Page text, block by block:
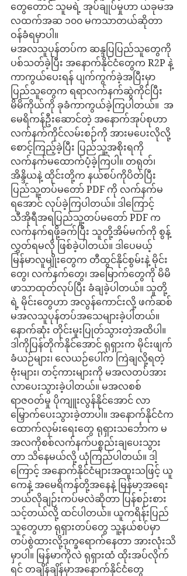
တွေတောင် သူမရဲ့ အုပ်ချုပ်မှုဟာ ယခုမအ
လထက်အဆ ၁၀၀ မကသာတယ်ဆိုတာ
ဝန်ခံရမှာပါ။
မအလသူပုန်တပ်က ဆန္ဒပြပြည်သူတွေကို
ပစ်သတ်ခဲ့ပြီး အနောက်နိုင်ငံတွေက R2P နဲ့
ကာကွယ်ပေးရန် ပျက်ကွက်ခဲ့အပြီးမှာ
ပြည်သူတွေက ရရာလက်နက်ဆွဲကိုင်ပြီး
မိမိကိုယ်ကို ခုခံကာကွယ်ခဲ့ကြပါတယ်။  အ
မေရိကန်ဦးဆောင်တဲ့ အနောက်အုပ်စုဟာ
လက်နက်ကိုင်လမ်းစဉ်ကို အားမပေးလိုလို့
စောင့်ကြည့်ခဲ့ပြီး ပြည်သူ့အစိုးရကို
လက်နက်မထောက်ပံ့ခဲ့ကြပါ။ တရုတ်၊
အိန္ဒိယနဲ့ ထိုင်းတို့က နယ်စပ်ကိုပိတ်ပြီး
ပြည်သူ့တပ်မတော် PDF ကို လက်နက်မ
ရအောင် လုပ်ခဲ့ကြပါတယ်။ ဒါကြောင့်
သီအိုရီအရပြည်သူ့တပ်မတော် PDF က
လက်နက်ရဖို့ခက်ပြီး သူတို့အိမ်မက်ကို စွန့်
လွှတ်ရမလို ဖြစ်ခဲ့ပါတယ်။ ဒါပေမယ့်
မြန်မာလူမျိုးတွေက တီထွင်နိုင်စွမ်းနဲ့ မိုင်း
တွေ၊ လက်နက်တွေ၊ အမြောက်တွေကို မိမိ
ဖာသာထုတ်လုပ်ပြီး ခံချခဲ့ပါတယ်။ သူတို့
ရဲ့ မိုင်းတွေဟာ အလွန်ကောင်းလို့ ဖက်ဆစ်
မအလသူပုန်တပ်အသေများခဲ့ပါတယ်။
နောက်ဆုံး တိုင်းမှုးပြုတ်သွားတဲ့အထိပါ။
ဒါကိုပြန်တိုက်နိုင်အောင် ရုရှားက မိုင်းဖျက်
ခံယဉ်များ၊ လေယဉ်ပေါ်က ကြဲချလို့ရတဲ့
ဗုံးများ၊ တင့်ကားများကို မအလတပ်အား
လာပေးသွားခဲ့ပါတယ်။ မအလစစ်
ရာဇဝတ်မှု ပိုကျူးလွန်နိုင်အောင် လာ
မြှောက်ပေးသွားခဲ့တာပါ။ အနောက်နိုင်ငံက
ထောက်လှမ်းရေးတွေ ရုရှားသင်္ဘောက မ
အလကိုစစ်လက်နက်ပစ္စည်းချပေးသွား
တာ သိနေမယ်လို့ ယုံကြည်ပါတယ်။ ဒါ့
ကြောင့် အနောက်နိုင်ငံများအထူးသဖြင့် ယူ
ကေနဲ့ အမေရိကန်တို့အနေနဲ့ မြန်မာ့အရေး
ဘယ်လိုချဉ်းကပ်မလဲဆိုတာ ပြန်စဉ်းစား
သင့်တယ်လို့ ထင်ပါတယ်။ ယူကရိန်းပြည်
သူတွေဟာ ရုရှားတပ်တွေ သူ့နယ်စပ်မှာ
တပ်စွဲထားလို့ဒုက္ခရောက်နေတာ အားလုံးသိ
မှာပါ။ မြန်မာကိုလဲ ရုရှားထံ ထိုးအပ်လိုက်
ရင် တချိန်ချိန်မှာအနောက်နိုင်ငံတွေ